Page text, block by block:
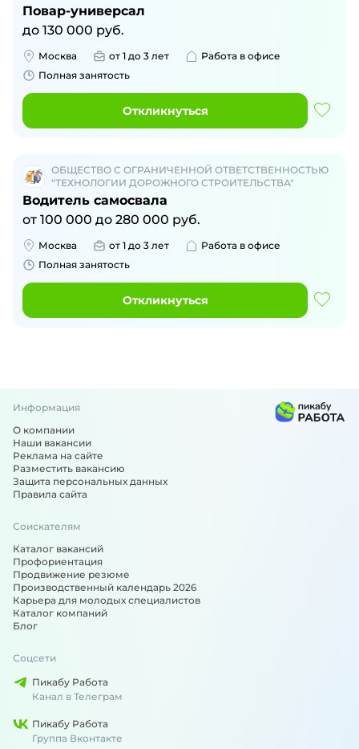
Повар-универсал
до 130 000 руб.
Москва от 1 до 3 лет
Работа в офисе
Полная занятость
Откликнуться
ОБЩЕСТВО С ОГРАНИЧЕННОЙ ОТВЕТСТВЕННОСТЬЮ
"ТЕХНОЛОГИИ ДОРОЖНОГО СТРОИТЕЛЬСТВА"
Водитель самосвала
от 100 000 до 280 000 руб.
Москва от 1 до 3 лет
Работа в офисе
Полная занятость
Откликнуться
Информация
О компании
Наши вакансии
Реклама на сайте
Разместить вакансию
Защита персональных данных
Правила сайта
Соискателям
Каталог вакансий
Профориентация
Продвижение резюме
Производственный календарь 2026
Карьера для молодых специалистов
Каталог компаний
Блог
Соцсети
Пикабу Работа
Канал в Телеграм
Пикабу Работа
Группа Вконтакте